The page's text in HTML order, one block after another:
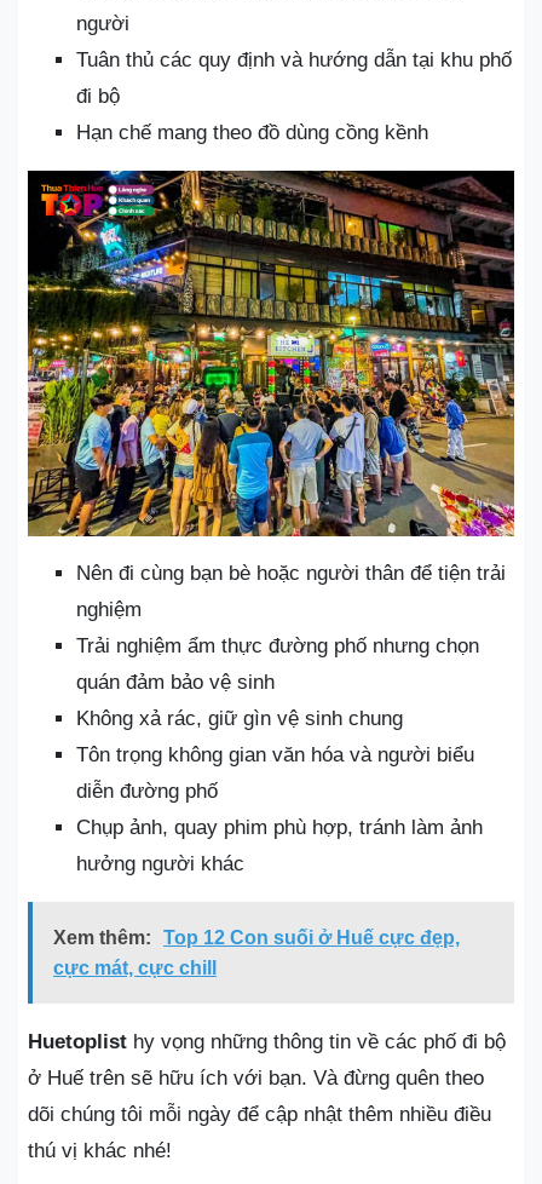
người
Tuân thủ các quy định và hướng dẫn tại khu phố
đi bộ
Hạn chế mang theo đồ dùng cồng kềnh
Nên đi cùng bạn bè hoặc người thân để tiện trải
nghiệm
Trải nghiệm ẩm thực đường phố nhưng chọn
quán đảm bảo vệ sinh
Không xả rác, giữ gìn vệ sinh chung
Tôn trọng không gian văn hóa và người biểu
diễn đường phố
Chụp ảnh, quay phim phù hợp, tránh làm ảnh
hưởng người khác
Xem thêm:
Top 12 Con suối ở Huế cực đẹp,
cực mát, cực chill
Huetoplist hy vọng những thông tin về các phố đi bộ
ở Huế trên sẽ hữu ích với bạn. Và đừng quên theo
dõi chúng tôi mỗi ngày để cập nhật thêm nhiều điều
thú vị khác nhé!